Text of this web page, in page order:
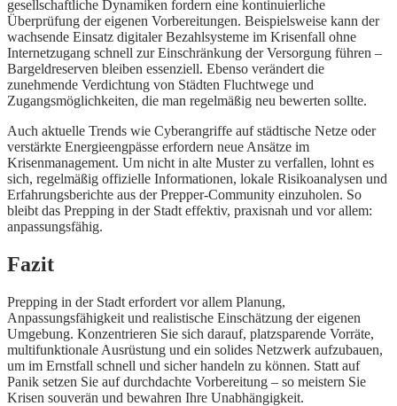
gesellschaftliche Dynamiken fordern eine kontinuierliche
Überprüfung der eigenen Vorbereitungen. Beispielsweise kann der
wachsende Einsatz digitaler Bezahlsysteme im Krisenfall ohne
Internetzugang schnell zur Einschränkung der Versorgung führen –
Bargeldreserven bleiben essenziell. Ebenso verändert die
zunehmende Verdichtung von Städten Fluchtwege und
Zugangsmöglichkeiten, die man regelmäßig neu bewerten sollte.
Auch aktuelle Trends wie Cyberangriffe auf städtische Netze oder
verstärkte Energieengpässe erfordern neue Ansätze im
Krisenmanagement. Um nicht in alte Muster zu verfallen, lohnt es
sich, regelmäßig offizielle Informationen, lokale Risikoanalysen und
Erfahrungsberichte aus der Prepper-Community einzuholen. So
bleibt das Prepping in der Stadt effektiv, praxisnah und vor allem:
anpassungsfähig.
Fazit
Prepping in der Stadt erfordert vor allem Planung,
Anpassungsfähigkeit und realistische Einschätzung der eigenen
Umgebung. Konzentrieren Sie sich darauf, platzsparende Vorräte,
multifunktionale Ausrüstung und ein solides Netzwerk aufzubauen,
um im Ernstfall schnell und sicher handeln zu können. Statt auf
Panik setzen Sie auf durchdachte Vorbereitung – so meistern Sie
Krisen souverän und bewahren Ihre Unabhängigkeit.